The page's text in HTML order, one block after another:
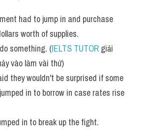
had to jump in and purchase
worth of supplies.
something. (IELTS TUTOR giải
vào làm vài thứ)
they wouldn't be surprised if some
in to borrow in case rates rise
in to break up the fight.